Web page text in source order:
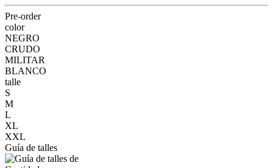
Pre-order
color
NEGRO
CRUDO
MILITAR
BLANCO
talle
S
M
L
XL
XXL
Guía de talles